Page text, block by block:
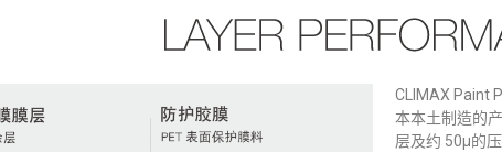
CLIMAX Paint
本本土制造的
层及约 50μ的